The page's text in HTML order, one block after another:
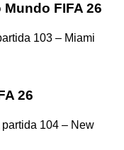
FIFA 26
103 – Miami
26
104 – New